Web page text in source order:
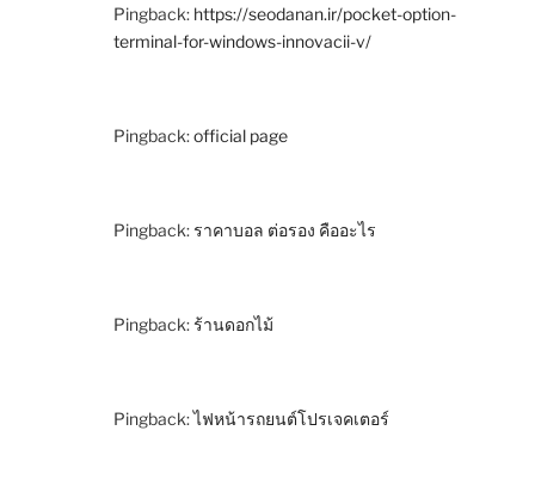
Pingback: https://seodanan.ir/pocket-option-
terminal-for-windows-innovacii-v/
Pingback:official page
Pingback:ราคาบอล ต่อรอง คืออะไร
Pingback:ร้านดอกไม้
Pingback:ไฟหน้ารถยนต์โปรเจคเตอร์